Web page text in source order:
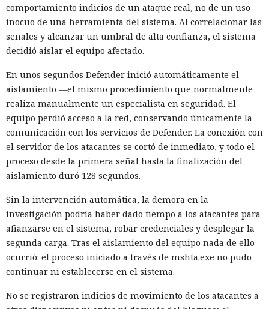
comportamiento indicios de un ataque real, no de un uso
inocuo de una herramienta del sistema. Al correlacionar las
señales y alcanzar un umbral de alta confianza, el sistema
decidió aislar el equipo afectado.
En unos segundos Defender inició automáticamente el
aislamiento —el mismo procedimiento que normalmente
realiza manualmente un especialista en seguridad. El
equipo perdió acceso a la red, conservando únicamente la
comunicación con los servicios de Defender. La conexión con
el servidor de los atacantes se cortó de inmediato, y todo el
proceso desde la primera señal hasta la finalización del
aislamiento duró 128 segundos.
Sin la intervención automática, la demora en la
investigación podría haber dado tiempo a los atacantes para
afianzarse en el sistema, robar credenciales y desplegar la
segunda carga. Tras el aislamiento del equipo nada de ello
ocurrió: el proceso iniciado a través de mshta.exe no pudo
continuar ni establecerse en el sistema.
No se registraron indicios de movimiento de los atacantes a